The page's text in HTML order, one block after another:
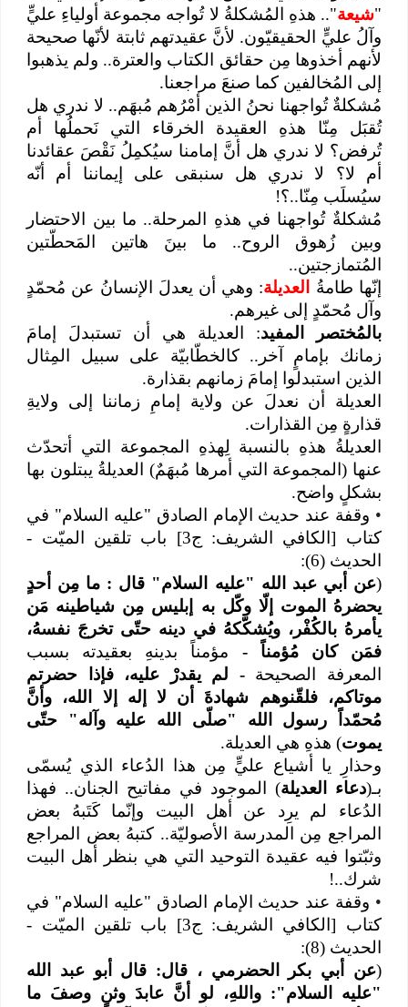
"شيعة".. هذهِ المُشكلةُ لا تُواجه مجموعة أولياءِ عليٍّ
وآلُ عليٍّ الحقيقيّون. لأنَّ عقيدتهم ثابتة لأنّها صحيحة
لأنهم أخذوها مِن حقائق الكتاب والعترة.. ولم يذهبوا
إلى المُخالفين كما صنعَ مراجعنا.
مُشكلةٌ تُواجهنا نحنُ الذين أمْرُهم مُبهَم.. لا ندري هل
تُقبَل مِنّا هذهِ العقيدة الخرقاء التي نَحملُها أم
تُرفض؟ لا ندري هل أنَّ إمامنا سيُكمِلُ نَقْصَ عقائدنا
أم لا؟ لا ندري هل سنبقى على إيماننا أم أنّه
سيُسلَب مِنّا..؟!
مُشكلةٌ تُواجهنا في هذهِ المرحلة.. ما بين الاحتضار
وبين زُهوق الروح.. ما بينَ هاتين المَحطّتين
المُتمازجتين..
إنّها طامةُ العديلة: وهي أن يعدلَ الإنسانُ عن مُحمّدٍ
وآل مُحمّدٍ إلى غيرهم.
بالمُختصر المفيد: العديلة هي أن تستبدلَ إمامَ
زمانك بإمامٍ آخر.. كالخطّابيّة على سبيل المِثال
الذين استبدلوا إمامَ زمانهم بقذارة.
العديلة أن نعدلَ عن ولاية إمامِ زماننا إلى ولايةِ
قذارةٍ مِن القذارات.
العديلةُ هذهِ بالنسبة لِهذهِ المجموعة التي أتحدّث
عنها (المجموعة التي أمرها مُبهَمٌ) العديلةُ يبتلون بها
بشكلٍ واضح.
•وقفة عند حديث الإمام الصادق "عليه السلام" في
كتاب [الكافي الشريف: ج3] باب تلقين الميّت -
الحديث (6):
عن أبي عبد الله "عليه‌ السلام" قال : ما مِن أحدٍ
يحضرهُ الموت إلّا وكّل به إبليس مِن شياطينه مَن
يأمرهُ بالكُفْر، ويُشكّكهُ في دينه حتّى تخرجَ نفسهُ،
فمَن كان مُؤمناً -
مؤمناً بدينهِ بعقيدته بسبب
المعرفة الصحيحة- لم يقدرْ عليه، فإذا حضرتم
موتاكم، فلقّنوهم شهادةَ أن لا إله إلا الله، وأنَّ
مُحمّداً رسول الله "صلّى‌ الله‌ عليه‌ وآله‌" حتّى
يموت) هذهِ هي العديلة.
وحذارِ يا أشياع عليٍّ مِن هذا الدُعاء الذي يُسمّى
بـ(دعاء العديلة) الموجود في مفاتيح الجنان.. فهذا
الدُعاء لم يرِد عن أهل البيت وإنّما كَتَبهُ بعض
المراجع مِن المدرسة الأصوليّة.. كتبهُ بعض المراجع
وثبّتوا فيه عقيدة التوحيد التي هي بنظر أهل البيت
شرك..!
•وقفة عند حديث الإمام الصادق "عليه السلام" في
كتاب [الكافي الشريف: ج3] باب تلقين الميّت -
الحديث (8):
عن أبي بكر الحضرمي ، قال: قال أبو عبد الله
"عليه‌ السلام": واللهِ، لو أنَّ عابدَ وثنٍ وصفَ ما